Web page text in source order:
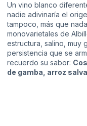
Un vino blanco
nadie adivinaría el
tampoco, más que
monovarietales de
estructura, salino, muy
persistencia que se
recuerdo su sabor:
de gamba, arroz